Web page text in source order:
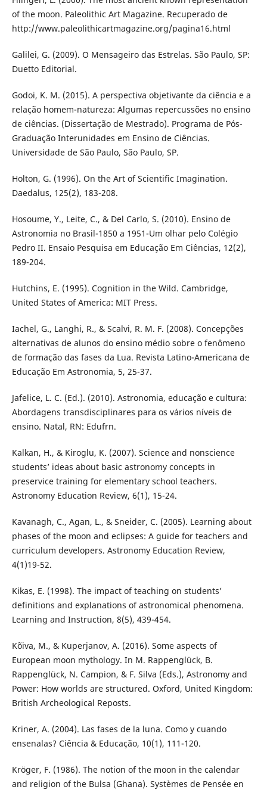
of the moon. Paleolithic Art Magazine. Recuperado de
http://www.paleolithicartmagazine.org/pagina16.html
Galilei, G. (2009). O Mensageiro das Estrelas. São Paulo, SP:
Duetto Editorial.
Godoi, K. M. (2015). A perspectiva objetivante da ciência e a
relação homem-natureza: Algumas repercussões no ensino
de ciências. (Dissertação de Mestrado). Programa de Pós-
Graduação Interunidades em Ensino de Ciências.
Universidade de São Paulo, São Paulo, SP.
Holton, G. (1996). On the Art of Scientific Imagination.
Daedalus, 125(2), 183-208.
Hosoume, Y., Leite, C., & Del Carlo, S. (2010). Ensino de
Astronomia no Brasil-1850 a 1951-Um olhar pelo Colégio
Pedro II. Ensaio Pesquisa em Educação Em Ciências, 12(2),
189-204.
Hutchins, E. (1995). Cognition in the Wild. Cambridge,
United States of America: MIT Press.
Iachel, G., Langhi, R., & Scalvi, R. M. F. (2008). Concepções
alternativas de alunos do ensino médio sobre o fenômeno
de formação das fases da Lua. Revista Latino-Americana de
Educação Em Astronomia, 5, 25-37.
Jafelice, L. C. (Ed.). (2010). Astronomia, educação e cultura:
Abordagens transdisciplinares para os vários níveis de
ensino. Natal, RN: Edufrn.
Kalkan, H., & Kiroglu, K. (2007). Science and nonscience
students’ ideas about basic astronomy concepts in
preservice training for elementary school teachers.
Astronomy Education Review, 6(1), 15-24.
Kavanagh, C., Agan, L., & Sneider, C. (2005). Learning about
phases of the moon and eclipses: A guide for teachers and
curriculum developers. Astronomy Education Review,
4(1)19-52.
Kikas, E. (1998). The impact of teaching on students’
definitions and explanations of astronomical phenomena.
Learning and Instruction, 8(5), 439-454.
Kõiva, M., & Kuperjanov, A. (2016). Some aspects of
European moon mythology. In M. Rappenglück, B.
Rappenglück, N. Campion, & F. Silva (Eds.), Astronomy and
Power: How worlds are structured. Oxford, United Kingdom:
British Archeological Reposts.
Kriner, A. (2004). Las fases de la luna. Como y cuando
ensenalas? Ciência & Educação, 10(1), 111-120.
Kröger, F. (1986). The notion of the moon in the calendar
and religion of the Bulsa (Ghana). Systèmes de Pensée en